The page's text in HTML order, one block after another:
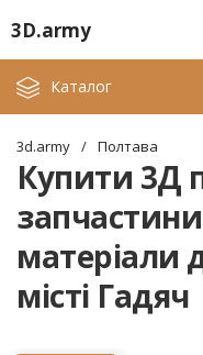
3D.army
Каталог
3d.army / Полтава
Купити 3Д
запчастини
матеріали
місті Гадяч